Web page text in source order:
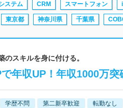
ステム CRM スマートフォン
東京都 神奈川県 千葉県
スキルを身に付ける。
年収UP！年収1000万突
学歴不問 第二新卒歓迎 転勤なし